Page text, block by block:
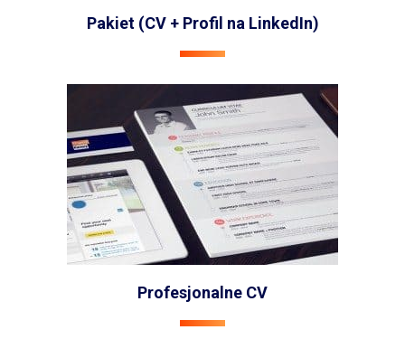
Pakiet (CV + Profil na LinkedIn)
Profesjonalne CV